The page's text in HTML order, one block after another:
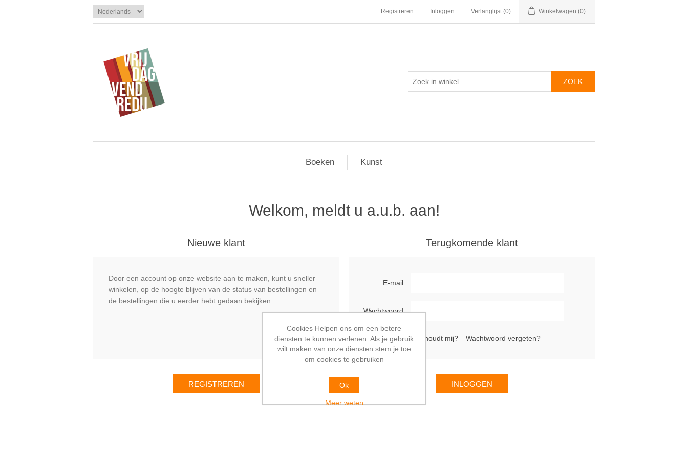
Registreren Inloggen Verlanglijst (0) Winkelwagen (0)
Boeken Kunst
Welkom, meldt u a.u.b. aan!
Nieuwe klant
Door een account op onze website aan te maken, kunt u sneller
winkelen, op de hoogte blijven van de status van bestellingen en
de bestellingen die u eerder hebt gedaan bekijken
Terugkomende klant
E-mail:
Wachtwoord:
Onthoudt mij? Wachtwoord vergeten?
Cookies Helpen ons om een betere
diensten te kunnen verlenen. Als je gebruik
wilt maken van onze diensten stem je toe
om cookies te gebruiken
Ok
Meer weten